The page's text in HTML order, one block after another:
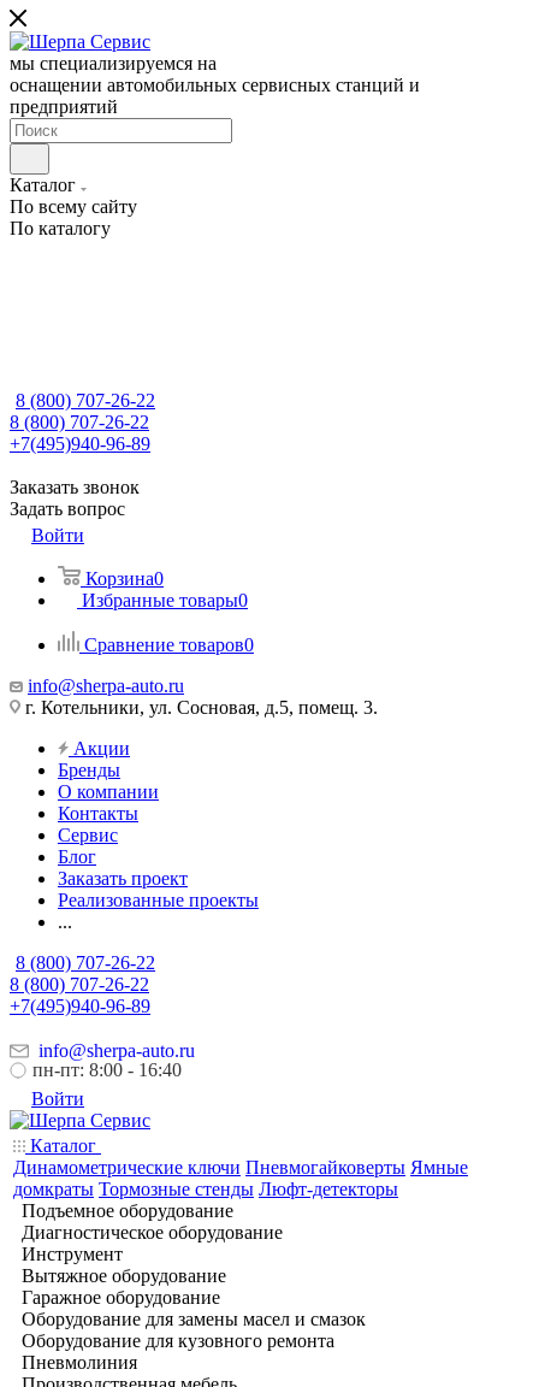
мы специализируемся на
оснащении автомобильных сервисных станций и
предприятий
Каталог
По всему сайту
По каталогу
8 (800) 707-26-22
8 (800) 707-26-22
+7(495)940-96-89
Заказать звонок
Задать вопрос
Войти
Корзина0
Избранные товары0
Сравнение товаров0
info@sherpa-auto.ru
г. Котельники, ул. Сосновая, д.5, помещ. 3.
Акции
Бренды
О компании
Контакты
Сервис
Блог
Заказать проект
Реализованные проекты
...
8 (800) 707-26-22
8 (800) 707-26-22
+7(495)940-96-89
info@sherpa-auto.ru
пн-пт: 8:00 - 16:40
Войти
Каталог
Динамометрические ключи Пневмогайковерты Ямные
домкраты Тормозные стенды Люфт-детекторы
Подъемное оборудование
Диагностическое оборудование
Инструмент
Вытяжное оборудование
Гаражное оборудование
Оборудование для замены масел и смазок
Оборудование для кузовного ремонта
Пневмолиния